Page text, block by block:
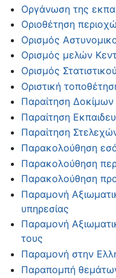
Οργάνωση της
Οριοθέτηση
Ορισμός
Ορισμός μελών
Ορισμός
Οριστική
Παραίτηση
Παραίτηση
Παραίτηση
Παρακολούθηση
Παρακολούθηση
Παρακολούθηση
Παραμονή
υπηρεσίας
Παραμονή
τους
Παραμονή στην
Παραπομπή